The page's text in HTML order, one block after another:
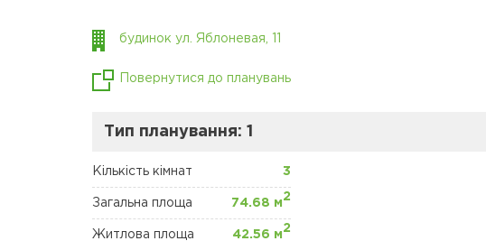
будинок ул. Яблоневая, 11
Повернутися до планувань
Тип планування: 1
Кількість кімнат 3
Загальна площа 74.68 м
2
Житлова площа 42.56 м
2